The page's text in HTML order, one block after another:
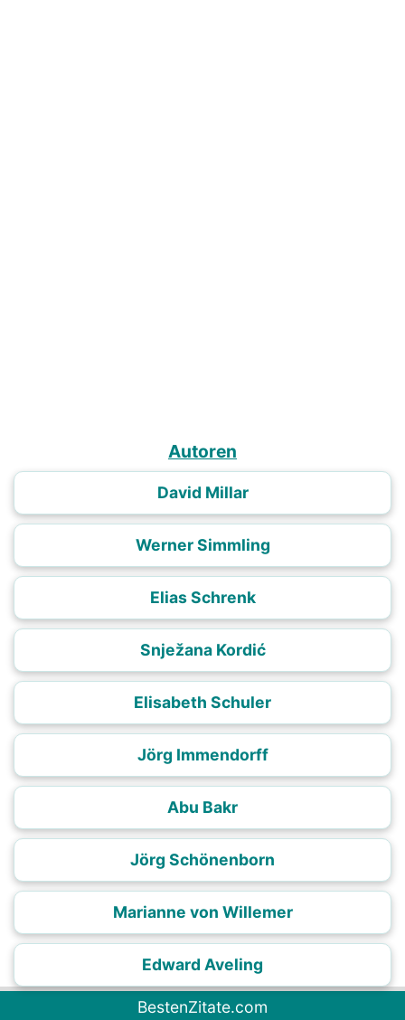
Autoren
David Millar
Werner Simmling
Elias Schrenk
Snježana Kordić
Elisabeth Schuler
Jörg Immendorff
Abu Bakr
Jörg Schönenborn
Marianne von Willemer
Edward Aveling
BestenZitate.com